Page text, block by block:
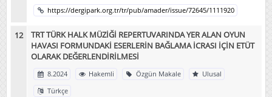
https://dergipark.org.tr/tr/pub/amader/issue/72645/1111920
TRT TÜRK HALK MÜZİĞİ REPERTUVARINDA YER ALAN OYUN
HAVASI FORMUNDAKİ ESERLERİN BAĞLAMA İCRASI İÇİN ETÜT
OLARAK DEĞERLENDİRİLMESİ
8.2024 Hakemli Özgün Makale
Ulusal
Türkçe